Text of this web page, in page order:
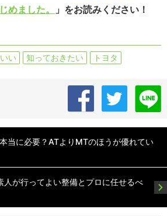
めました。
」をお読みください！
い 知っておきたい トヨタ
当に必要？ATよりMTのほうが優れてい
人が行ってよい整備とプロに任せるべ